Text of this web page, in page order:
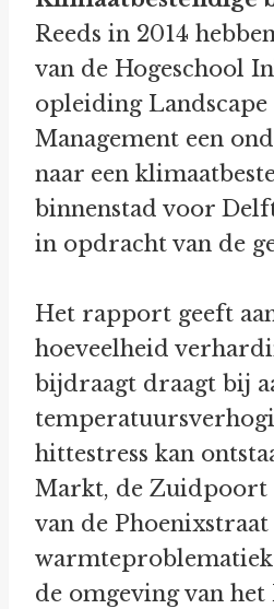
Reeds in 2014
van de Hogeschool
opleiding
Management een
naar een
binnenstad voor
in opdracht van de
Het rapport geeft
hoeveelheid
bijdraagt draagt bij
hittestress kan
Markt, de Zuidpoort
van de Phoenixstraat
de omgeving van